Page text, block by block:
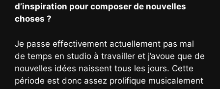
d’inspiration pour composer de nouvelles
choses ?
Je passe effectivement actuellement pas mal
de temps en studio à travailler et j’avoue que de
nouvelles idées naissent tous les jours. Cette
période est donc assez prolifique musicalement